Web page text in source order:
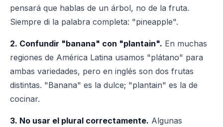
pensará que hablas de un árbol, no de la fruta.
Siempre di la palabra completa: "pineapple".
2. Confundir "banana" con "plantain". En muchas
regiones de América Latina usamos "plátano" para
ambas variedades, pero en inglés son dos frutas
distintas. "Banana" es la dulce; "plantain" es la de
cocinar.
3. No usar el plural correctamente. Algunas